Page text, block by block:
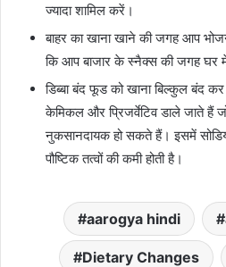
ज्यादा शामिल करें।
बाहर का खाना खाने की जगह आप
कि आप बाजार के स्नैक्स की जगह घर
डिब्बा बंद फूड को खाना बिल्कुल बंद
केमिकल और प्रिजर्वेटिव डाले जाते हैं
नुकसानदायक हो सकते हैं। इसमें
पौष्टिक तत्वों की कमी होती है।
aarogya hindi
Dietary Changes